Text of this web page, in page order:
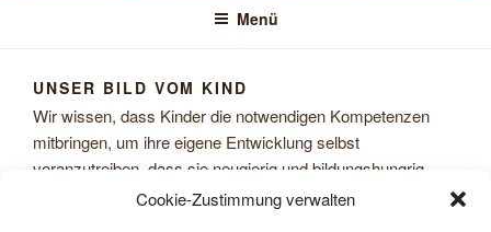
Cookie-Zustimmung verwalten
Menü
UNSER BILD VOM KIND
Wir wissen, dass Kinder die notwendigen Kompetenzen
mitbringen, um ihre eigene Entwicklung selbst
voranzutreiben, dass sie neugierig und bildungshungrig
sind und die Welt verstehen wollen.